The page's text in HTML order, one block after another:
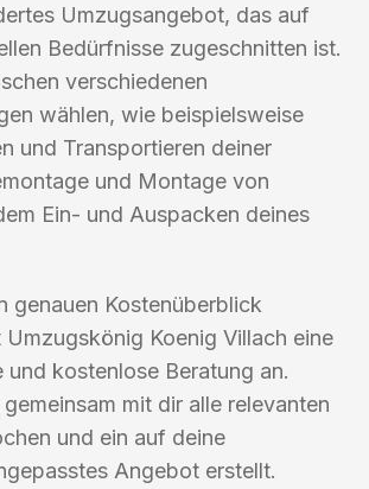
Umzugsangebot, das auf
Bedürfnisse zugeschnitten ist.
verschiedenen
wählen, wie beispielsweise
und Transportieren deiner
und Montage von
Ein- und Auspacken deines
genauen Kostenüberblick
Koenig Villach eine
und kostenlose Beratung an.
mit dir alle relevanten
und ein auf deine
Angebot erstellt.